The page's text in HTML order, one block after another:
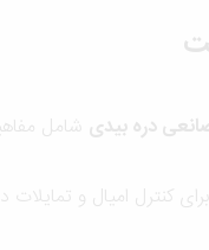
دره بیدی شامل
کنترل امیال و